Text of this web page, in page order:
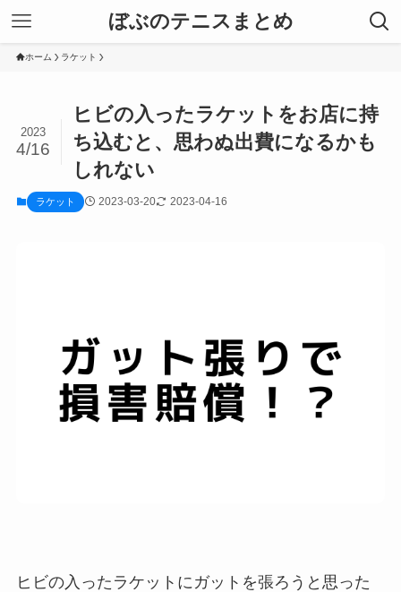
ぼぶのテニスまとめ
ホーム ラケット
ヒビの入ったラケットをお店に持
ち込むと、思わぬ出費になるかも
しれない
2023
4/16
ラケット 2023-03-20 2023-04-16
ヒビの入ったラケットにガットを張ろうと思った